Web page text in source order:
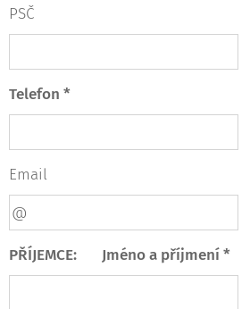
PSČ
Telefon *
Email
PŘÍJEMCE: Jméno a příjmení *